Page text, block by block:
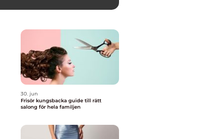
30. jun
Frisör kungsbacka guide till rätt
salong för hela familjen